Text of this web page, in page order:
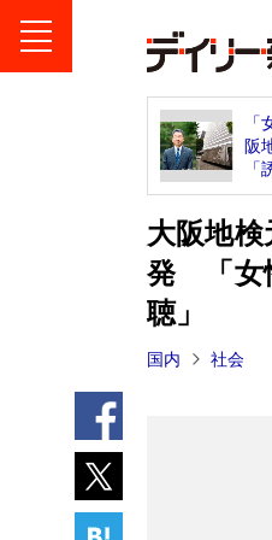
阪
大阪地
発 「女
聴」
国内 社会